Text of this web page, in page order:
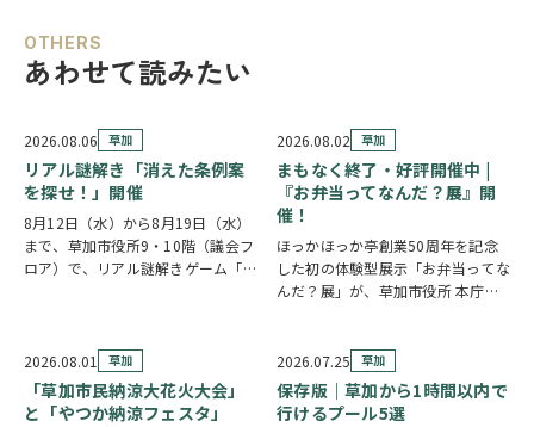
OTHERS
あわせて読みたい
2026.08.06 草加
リアル謎解き「消えた条例案
を探せ！」開催
8月12日（水）から8月19日（水）
まで、草加市役所9・10階（議会フ
ロア）で、リアル謎解きゲーム「消
謎を解きながら、行方不明となった
「ある条例…
2026.08.02 草加
まもなく終了・好評開催中 |
『お弁当ってなんだ？展』開
催！
ほっかほっか亭創業50周年を記念
した初の体験型展示「お弁当ってな
んだ？展」が、草加市役所 本庁舎1
見て・触れて・参加しながらお弁当
の魅力を楽しめるイベントです。お
子さまから大人…
2026.08.01 草加
「草加市民納涼大花火大会」
と「やつか納涼フェスタ」
2026.07.25 草加
保存版｜草加から1時間以内で
行けるプール5選